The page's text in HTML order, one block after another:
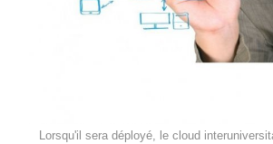
Lorsqu'il sera déployé, le cloud